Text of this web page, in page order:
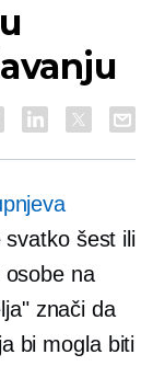
šest ili
osobe na
znači da
bi mogla biti